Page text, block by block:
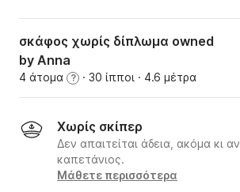
σκάφος χωρίς δίπλωμα owned
by Anna
4 άτομα ? · 30 ίπποι · 4.6 μέτρα
Χωρίς σκίπερ
Δεν απαιτείται άδεια, ακόμα κι
καπετάνιος.
Μάθετε περισσότερα